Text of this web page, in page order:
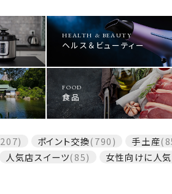
HEALTH & BEAUTY
ヘルス＆ビューティー
FOOD
食品
ポイント交換(790) 手土産
人気店スイーツ(85) 女性向けに人気